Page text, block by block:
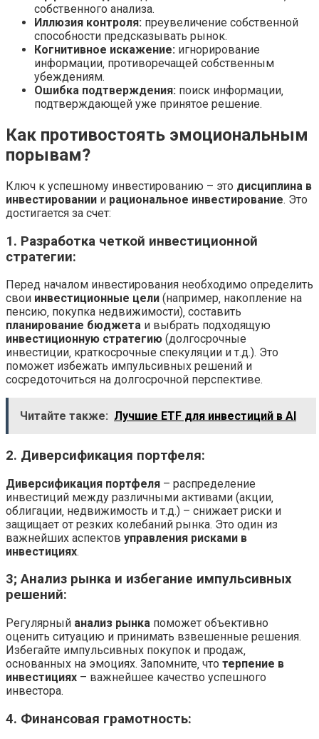
собственного анализа.
Иллюзия контроля: преувеличение собственной
способности предсказывать рынок.
Когнитивное искажение: игнорирование
информации‚ противоречащей собственным
убеждениям.
Ошибка подтверждения: поиск информации‚
подтверждающей уже принятое решение.
Как противостоять эмоциональным
порывам?
Ключ к успешному инвестированию – это дисциплина в
инвестировании и рациональное инвестирование. Это
достигается за счет:
1. Разработка четкой инвестиционной
стратегии:
Перед началом инвестирования необходимо определить
свои инвестиционные цели (например‚ накопление на
пенсию‚ покупка недвижимости)‚ составить
планирование бюджета и выбрать подходящую
инвестиционную стратегию (долгосрочные
инвестиции‚ краткосрочные спекуляции и т.д.). Это
поможет избежать импульсивных решений и
сосредоточиться на долгосрочной перспективе.
Читайте также: Лучшие ETF для инвестиций в AI
2. Диверсификация портфеля:
Диверсификация портфеля – распределение
инвестиций между различными активами (акции‚
облигации‚ недвижимость и т.д.) – снижает риски и
защищает от резких колебаний рынка. Это один из
важнейших аспектов управления рисками в
инвестициях.
3; Анализ рынка и избегание импульсивных
решений:
Регулярный анализ рынка поможет объективно
оценить ситуацию и принимать взвешенные решения.
Избегайте импульсивных покупок и продаж‚
основанных на эмоциях. Запомните‚ что терпение в
инвестициях – важнейшее качество успешного
инвестора.
4. Финансовая грамотность: